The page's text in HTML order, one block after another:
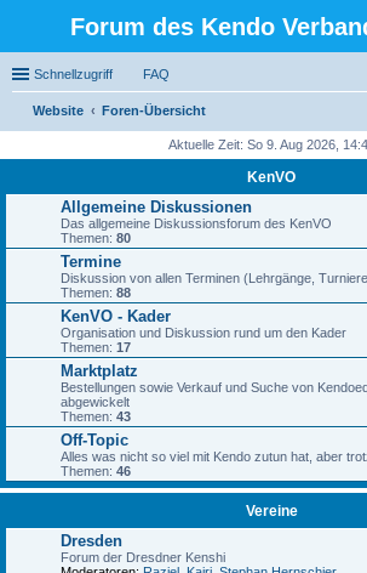
Forum des Kendo
Schnellzugriff FAQ
Website
Foren-Übersicht
Aktuelle Zeit: So 9. Aug 2026,
KenVO
Allgemeine Diskussionen
Das allgemeine Diskussionsforum des KenVO
Themen: 80
Termine
Diskussion von allen Terminen (Lehrgänge,
Themen: 88
KenVO - Kader
Organisation und Diskussion rund um den Kader
Themen: 17
Marktplatz
Bestellungen sowie Verkauf und Suche von
abgewickelt
Themen: 43
Off-Topic
Alles was nicht so viel mit Kendo zutun hat, aber
Themen: 46
Vereine
Dresden
Forum der Dresdner Kenshi